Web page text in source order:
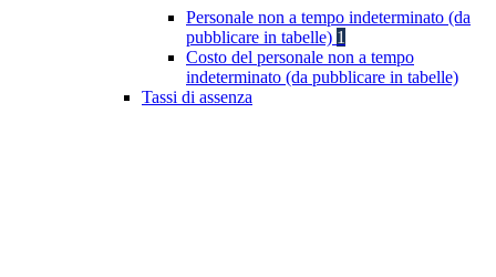
Personale non a tempo indeterminato (da
pubblicare in tabelle) 1
Costo del personale non a tempo
indeterminato (da pubblicare in tabelle)
Tassi di assenza